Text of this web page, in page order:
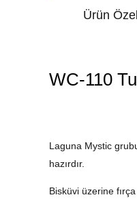
Ürün
WC-110
Laguna Mystic
hazırdır.
Bisküvi üzerine